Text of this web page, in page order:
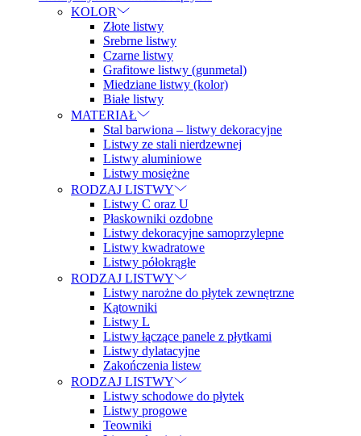
KOLOR
Złote listwy
Srebrne listwy
Czarne listwy
Grafitowe listwy (gunmetal)
Miedziane listwy (kolor)
Białe listwy
MATERIAŁ
Stal barwiona – listwy dekoracyjne
Listwy ze stali nierdzewnej
Listwy aluminiowe
Listwy mosiężne
RODZAJ LISTWY
Listwy C oraz U
Płaskowniki ozdobne
Listwy dekoracyjne samoprzylepne
Listwy kwadratowe
Listwy półokrągłe
RODZAJ LISTWY
Listwy narożne do płytek zewnętrzne
Kątowniki
Listwy L
Listwy łączące panele z płytkami
Listwy dylatacyjne
Zakończenia listew
RODZAJ LISTWY
Listwy schodowe do płytek
Listwy progowe
Teowniki